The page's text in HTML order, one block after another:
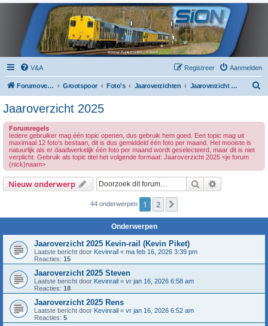
V&A Aanmelden
Registreer
Forumoverzicht Grootspoor Foto's Jaaroverzichten Jaaroverzicht 2025
Jaaroverzicht 2025
Forumregels
Iedere gebruiker mag één topic openen, dus gebruik hem goed. Een topic mag uit
maximaal 12 foto's bestaan, dit is dus gemiddeld één foto per maand. Het mooiste is
natuurlijk als er daadwerkelijk één foto per maand wordt geselecteerd, maar dit is niet
verplicht. Gebruik als topic titel het volgende formaat: Jaaroverzicht 2025 <je forum
(nick)naam>
Nieuw onderwerp Zoek
44 onderwerpen 1 2
Onderwerpen
Jaaroverzicht 2025 Kevin-rail (Kevin Piket)
Laatste bericht door Kevinrail « ma feb 16, 2026 3:39 pm
Reacties: 15
Jaaroverzicht 2025 Steven
Laatste bericht door Kevinrail « vr jan 16, 2026 6:58 am
Reacties: 18
Jaaroverzicht 2025 Rens
Laatste bericht door Kevinrail « vr jan 16, 2026 6:52 am
Reacties: 5